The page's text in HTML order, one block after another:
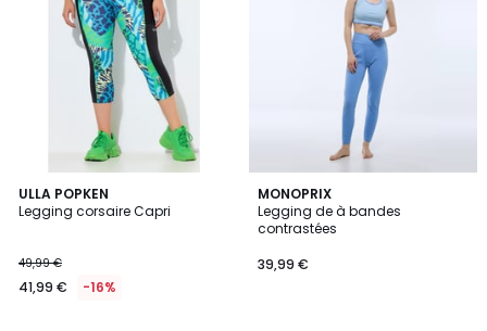
ULLA POPKEN
Legging corsaire Capri
49,99 €
41,99 € -16%
MONOPRIX
Legging de à bandes
contrastées
39,99 €